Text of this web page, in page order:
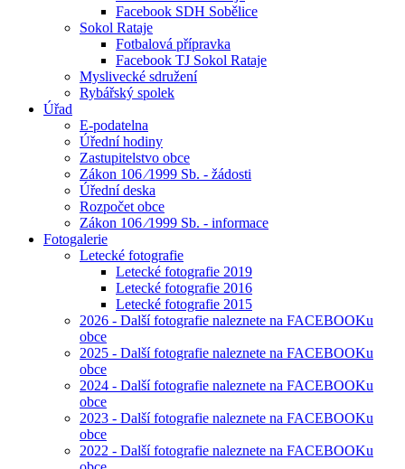
Facebook SDH Sobělice
Sokol Rataje
Fotbalová přípravka
Facebook TJ Sokol Rataje
Myslivecké sdružení
Rybářský spolek
Úřad
E-podatelna
Úřední hodiny
Zastupitelstvo obce
Zákon 106 ⁄1999 Sb. - žádosti
Úřední deska
Rozpočet obce
Zákon 106 ⁄1999 Sb. - informace
Fotogalerie
Letecké fotografie
Letecké fotografie 2019
Letecké fotografie 2016
Letecké fotografie 2015
2026 - Další fotografie naleznete na FACEBOOKu
obce
2025 - Další fotografie naleznete na FACEBOOKu
obce
2024 - Další fotografie naleznete na FACEBOOKu
obce
2023 - Další fotografie naleznete na FACEBOOKu
obce
2022 - Další fotografie naleznete na FACEBOOKu